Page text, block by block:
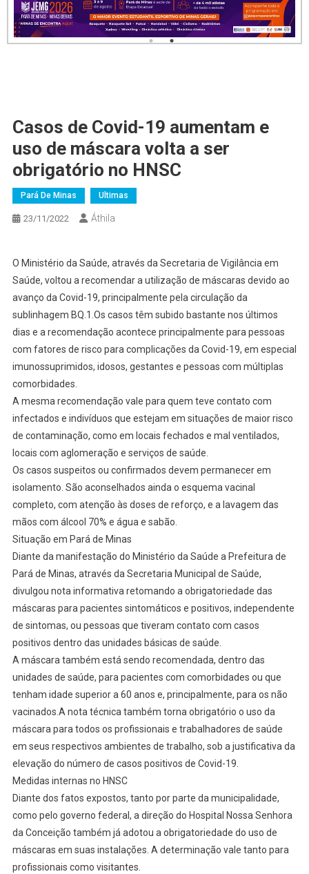
Casos de Covid-19 aumentam e
uso de máscara volta a ser
obrigatório no HNSC
Pará De Minas Ultimas
23/11/2022 Áthila
O Ministério da Saúde, através da Secretaria de Vigilância em
Saúde, voltou a recomendar a utilização de máscaras devido ao
avanço da Covid-19, principalmente pela circulação da
sublinhagem BQ.1.Os casos têm subido bastante nos últimos
dias e a recomendação acontece principalmente para pessoas
com fatores de risco para complicações da Covid-19, em especial
imunossuprimidos, idosos, gestantes e pessoas com múltiplas
comorbidades.
A mesma recomendação vale para quem teve contato com
infectados e indivíduos que estejam em situações de maior risco
de contaminação, como em locais fechados e mal ventilados,
locais com aglomeração e serviços de saúde.
Os casos suspeitos ou confirmados devem permanecer em
isolamento. São aconselhados ainda o esquema vacinal
completo, com atenção às doses de reforço, e a lavagem das
mãos com álcool 70% e água e sabão.
Situação em Pará de Minas
Diante da manifestação do Ministério da Saúde a Prefeitura de
Pará de Minas, através da Secretaria Municipal de Saúde,
divulgou nota informativa retomando a obrigatoriedade das
máscaras para pacientes sintomáticos e positivos, independente
de sintomas, ou pessoas que tiveram contato com casos
positivos dentro das unidades básicas de saúde.
A máscara também está sendo recomendada, dentro das
unidades de saúde, para pacientes com comorbidades ou que
tenham idade superior a 60 anos e, principalmente, para os não
vacinados.A nota técnica também torna obrigatório o uso da
máscara para todos os profissionais e trabalhadores de saúde
em seus respectivos ambientes de trabalho, sob a justificativa da
elevação do número de casos positivos de Covid-19.
Medidas internas no HNSC
Diante dos fatos expostos, tanto por parte da municipalidade,
como pelo governo federal, a direção do Hospital Nossa Senhora
da Conceição também já adotou a obrigatoriedade do uso de
máscaras em suas instalações. A determinação vale tanto para
profissionais como visitantes.